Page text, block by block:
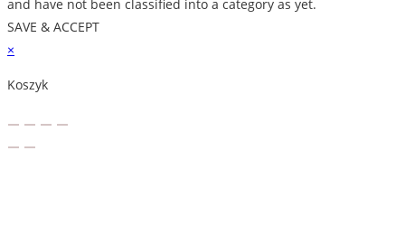
and have not been classified into a category as yet.
SAVE & ACCEPT
×
Koszyk